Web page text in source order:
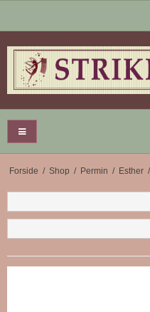
Forside / Shop / Permin / Esther /